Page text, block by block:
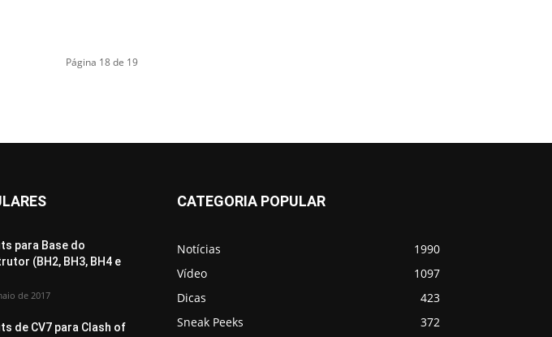
Página 18 de 19
para Base do
(BH2, BH3, BH4 e
de 2017
de CV7 para Clash of
CATEGORIA POPULAR
Notícias
1990
Vídeo
1097
Dicas
423
Sneak Peeks
372